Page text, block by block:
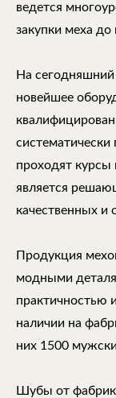
ведется
закупки меха до
На
новейшее
проходят
является
качественных и
Продукция
модными
практичностью
наличии на
них 1500
Шубы от